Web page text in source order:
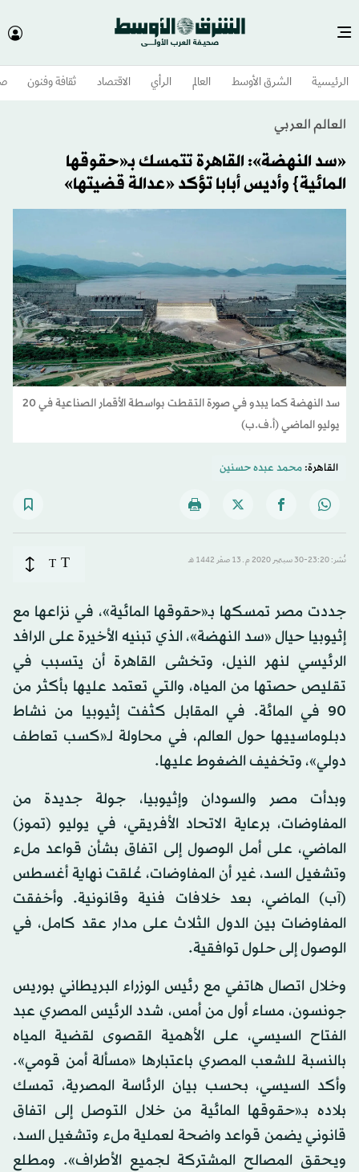
الرئيسية الشرق الأوسط​ العالم الرأي الاقتصاد ثقافة وفنون
العالم العربي
«سد النهضة»: القاهرة تتمسك بـ«حقوقها
المائية} وأديس أبابا تؤكد «عدالة قضيتها»
سد النهضة كما يبدو في صورة التقطت بواسطة الأقمار الصناعية في 20
يوليو الماضي (أ.ف.ب)
القاهرة:محمد عبده حسنين
نُشر: 23:20-30 سبتمبر 2020 م ـ 13 صفَر 1442 هـ T
T
جددت مصر تمسكها بـ«حقوقها المائية»، في نزاعها مع
إثيوبيا حيال «سد النهضة»، الذي تبنيه الأخيرة على الرافد
الرئيسي لنهر النيل، وتخشى القاهرة أن يتسبب في
تقليص حصتها من المياه، والتي تعتمد عليها بأكثر من
90 في المائة. في المقابل كثفت إثيوبيا من نشاط
دبلوماسييها حول العالم، في محاولة لـ«كسب تعاطف
دولي»، وتخفيف الضغوط عليها.
وبدأت مصر والسودان وإثيوبيا، جولة جديدة من
المفاوضات، برعاية الاتحاد الأفريقي، في يوليو (تموز)
الماضي، على أمل الوصول إلى اتفاق بشأن قواعد ملء
وتشغيل السد، غير أن المفاوضات، عُلقت نهاية أغسطس
(آب) الماضي، بعد خلافات فنية وقانونية. وأخفقت
المفاوضات بين الدول الثلاث على مدار عقد كامل، في
الوصول إلى حلول توافقية.
وخلال اتصال هاتفي مع رئيس الوزراء البريطاني بوريس
جونسون، مساء أول من أمس، شدد الرئيس المصري عبد
الفتاح السيسي، على الأهمية القصوى لقضية المياه
بالنسبة للشعب المصري باعتبارها «مسألة أمن قومي».
وأكد السيسي، بحسب بيان الرئاسة المصرية، تمسك
بلاده بـ«حقوقها المائية من خلال التوصل إلى اتفاق
قانوني يضمن قواعد واضحة لعملية ملء وتشغيل السد،
ويحقق المصالح المشتركة لجميع الأطراف». ومطلع